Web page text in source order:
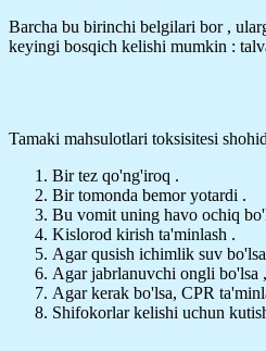
Barcha bu birinchi belgilari bor ,
keyingi bosqich kelishi mumkin :
Tamaki mahsulotlari toksisitesi
Bir tez qo'ng'iroq .
Bir tomonda bemor yotardi .
Bu vomit uning havo ochiq
Kislorod kirish ta'minlash .
Agar qusish ichimlik suv
Agar jabrlanuvchi ongli bo'lsa
Agar kerak bo'lsa, CPR
Shifokorlar kelishi uchun